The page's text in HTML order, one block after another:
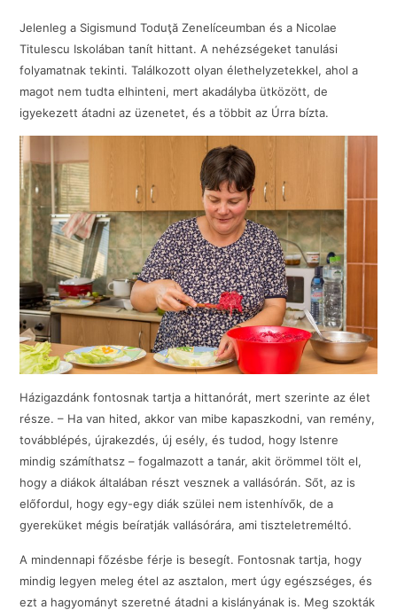
Jelenleg a Sigismund Toduţă Zenelíceumban és a Nicolae
Titulescu Iskolában tanít hittant. A nehézségeket tanulási
folyamatnak tekinti. Találkozott olyan élethelyzetekkel, ahol a
magot nem tudta elhinteni, mert akadályba ütközött, de
igyekezett átadni az üzenetet, és a többit az Úrra bízta.
Házigazdánk fontosnak tartja a hittanórát, mert szerinte az élet
része. – Ha van hited, akkor van mibe kapaszkodni, van remény,
továbblépés, újrakezdés, új esély, és tudod, hogy Istenre
mindig számíthatsz – fogalmazott a tanár, akit örömmel tölt el,
hogy a diákok általában részt vesznek a vallásórán. Sőt, az is
előfordul, hogy egy-egy diák szülei nem istenhívők, de a
gyereküket mégis beíratják vallásórára, ami tiszteletreméltó.
A mindennapi főzésbe férje is besegít. Fontosnak tartja, hogy
mindig legyen meleg étel az asztalon, mert úgy egészséges, és
ezt a hagyományt szeretné átadni a kislányának is. Meg szokták